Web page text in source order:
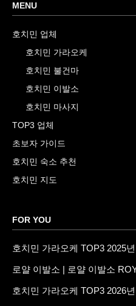
MENU
호치민 업체
호치민 가라오케
호치민 불건마
호치민 이발소
호치민 마사지
TOP3 업체
초보자 가이드
호치민 숙소 추천
호치민 지도
FOR YOU
호치민 가라오케 TOP3 2025
로얄 이발소 | 로얄 이발소
호치민 가라오케 TOP3 2026